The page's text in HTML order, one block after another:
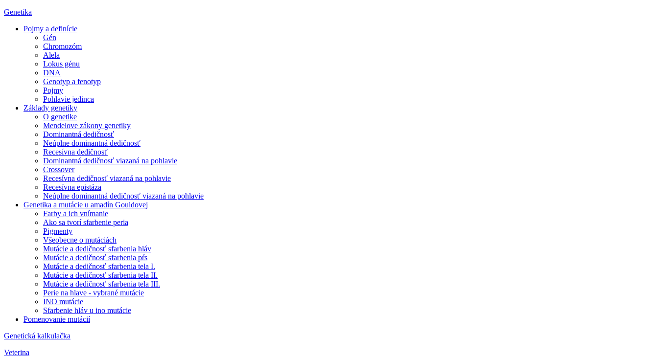
Genetika
Pojmy a definície
Gén
Chromozóm
Alela
Lokus génu
DNA
Genotyp a fenotyp
Pojmy
Pohlavie jedinca
Základy genetiky
O genetike
Mendelove zákony genetiky
Dominantná dedičnosť
Neúplne dominantná dedičnosť
Recesívna dedičnosť
Dominantná dedičnosť viazaná na pohlavie
Crossover
Recesívna dedičnosť viazaná na pohlavie
Recesívna epistáza
Neúplne dominantná dedičnosť viazaná na pohlavie
Genetika a mutácie u amadín Gouldovej
Farby a ich vnímanie
Ako sa tvorí sfarbenie peria
Pigmenty
Všeobecne o mutáciách
Mutácie a dedičnosť sfarbenia hláv
Mutácie a dedičnosť sfarbenia pŕs
Mutácie a dedičnosť sfarbenia tela I.
Mutácie a dedičnosť sfarbenia tela II.
Mutácie a dedičnosť sfarbenia tela III.
Perie na hlave - vybrané mutácie
INO mutácie
Sfarbenie hláv u ino mutácie
Pomenovanie mutácií
Genetická kalkulačka
Veterina